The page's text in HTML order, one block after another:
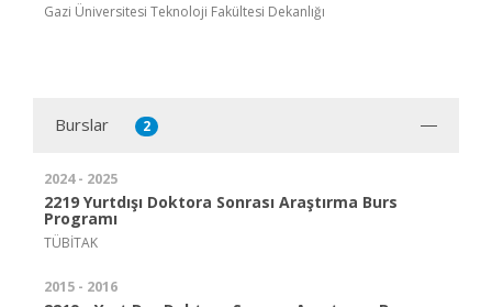
Gazi Üniversitesi Teknoloji Fakültesi Dekanlığı
Burslar 2
2024 - 2025
2219 Yurtdışı Doktora Sonrası Araştırma Burs
Programı
TÜBİTAK
2015 - 2016